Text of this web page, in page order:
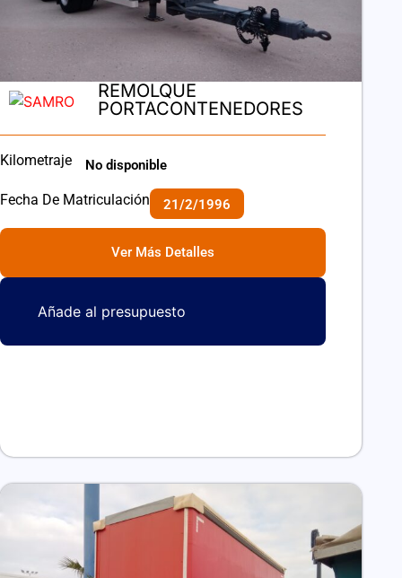
REMOLQUE
PORTACONTENEDORES
Kilometraje No disponible
Fecha De Matriculación 21/2/1996
Ver Más Detalles
Añade al presupuesto